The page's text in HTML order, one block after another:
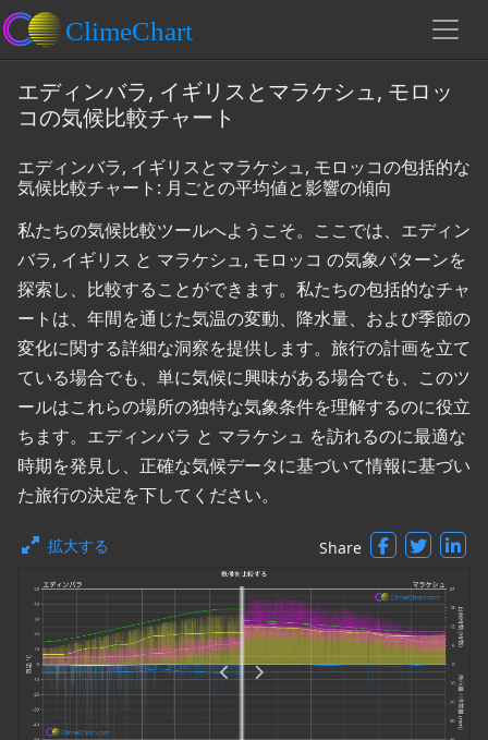
エディンバラ, イギリスとマラケシュ, モロッ
コの気候比較チャート
エディンバラ, イギリスとマラケシュ, モロッコの包括的な
気候比較チャート: 月ごとの平均値と影響の傾向
私たちの気候比較ツールへようこそ。ここでは、エディン
バラ, イギリス と マラケシュ, モロッコ の気象パターンを
探索し、比較することができます。私たちの包括的なチャ
ートは、年間を通じた気温の変動、降水量、および季節の
変化に関する詳細な洞察を提供します。旅行の計画を立て
ている場合でも、単に気候に興味がある場合でも、このツ
ールはこれらの場所の独特な気象条件を理解するのに役立
ちます。エディンバラ と マラケシュ を訪れるのに最適な
時期を発見し、正確な気候データに基づいて情報に基づい
た旅行の決定を下してください。
拡大する Share